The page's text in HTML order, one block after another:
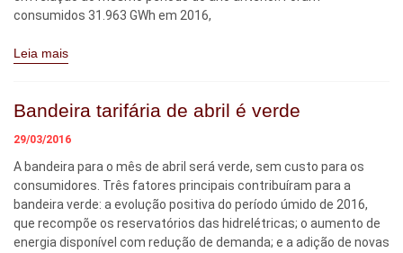
consumidos 31.963 GWh em 2016,
Leia mais
Bandeira tarifária de abril é verde
29/03/2016
A bandeira para o mês de abril será verde, sem custo para os
consumidores. Três fatores principais contribuíram para a
bandeira verde: a evolução positiva do período úmido de 2016,
que recompõe os reservatórios das hidrelétricas; o aumento de
energia disponível com redução de demanda; e a adição de novas